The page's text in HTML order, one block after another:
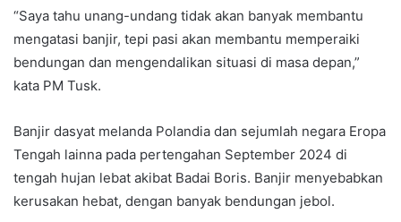
“Saya tahu unang-undang tidak akan banyak membantu
mengatasi banjir, tepi pasi akan membantu memperaiki
bendungan dan mengendalikan situasi di masa depan,”
kata PM Tusk.
Banjir dasyat melanda Polandia dan sejumlah negara Eropa
Tengah lainna pada pertengahan September 2024 di
tengah hujan lebat akibat Badai Boris. Banjir menyebabkan
kerusakan hebat, dengan banyak bendungan jebol.